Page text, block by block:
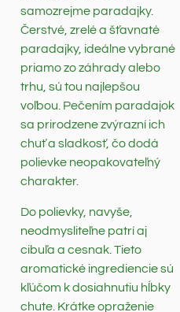
samozrejme paradajky.
Čerstvé, zrelé a šťavnaté
paradajky, ideálne vybrané
priamo zo záhrady alebo
trhu, sú tou najlepšou
voľbou. Pečením paradajok
sa prirodzene zvýrazní ich
chuť a sladkosť, čo dodá
polievke neopakovateľný
charakter.
Do polievky, navyše,
neodmysliteľne patrí aj
cibuľa a cesnak. Tieto
aromatické ingrediencie sú
kľúčom k dosiahnutiu hĺbky
chute. Krátke opraženie